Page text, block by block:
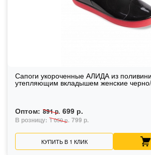
Сапоги укороченные АЛИДА из
утепляющим вкладышем женские
Оптом: 891 р. 699 р.
В розницу: 1 050 р. 799 р.
КУПИТЬ В 1 КЛИК